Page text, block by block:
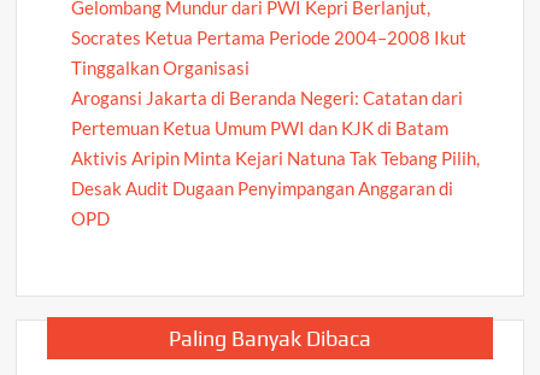
Gelombang Mundur dari PWI Kepri Berlanjut,
Socrates Ketua Pertama Periode 2004–2008 Ikut
Tinggalkan Organisasi
Arogansi Jakarta di Beranda Negeri: Catatan dari
Pertemuan Ketua Umum PWI dan KJK di Batam
Aktivis Aripin Minta Kejari Natuna Tak Tebang Pilih,
Desak Audit Dugaan Penyimpangan Anggaran di
OPD
Paling Banyak Dibaca